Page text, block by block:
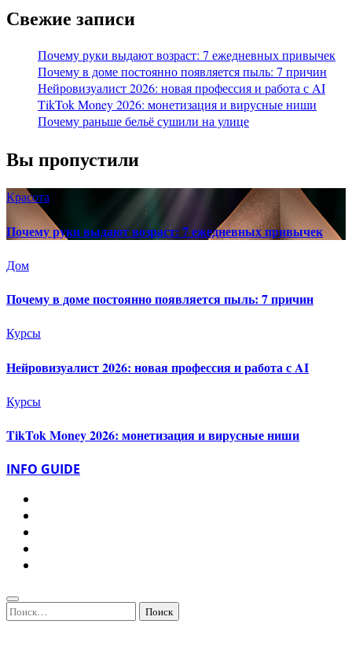
Свежие записи
Почему руки выдают возраст: 7 ежедневных привычек
Почему в доме постоянно появляется пыль: 7 причин
Нейровизуалист 2026: новая профессия и работа с AI
TikTok Money 2026: монетизация и вирусные ниши
Почему раньше бельё сушили на улице
Вы пропустили
Красота
Почему руки выдают возраст: 7 ежедневных привычек
Дом
Почему в доме постоянно появляется пыль: 7 причин
Курсы
Нейровизуалист 2026: новая профессия и работа с AI
Курсы
TikTok Money 2026: монетизация и вирусные ниши
INFO GUIDE
Найти: